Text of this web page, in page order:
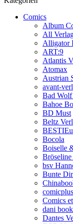
Comics
Album
All
Alligator
ART:9
Atlantis
Atomax
Austrian
avant-
Bad
Bahoe
BD Must
Beltz
Bocola
Boiselle
bsv
Bunte
Comics
dani
Dantes